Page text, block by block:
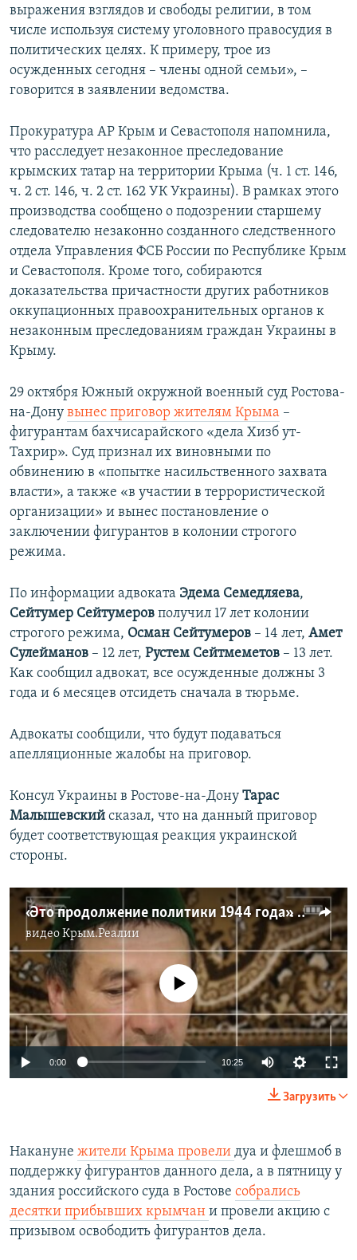
выражения взглядов и свободы религии, в том
числе используя систему уголовного правосудия в
политических целях. К примеру, трое из
осужденных сегодня – члены одной семьи», –
говорится в заявлении ведомства.
Прокуратура АР Крым и Севастополя напомнила,
что расследует незаконное преследование
крымских татар на территории Крыма (ч. 1 ст. 146,
ч. 2 ст. 146, ч. 2 ст. 162 УК Украины). В рамках этого
производства сообщено о подозрении старшему
следователю незаконно созданного следственного
отдела Управления ФСБ России по Республике Крым
и Севастополя. Кроме того, собираются
доказательства причастности других работников
оккупационных правоохранительных органов к
незаконным преследованиям граждан Украины в
Крыму.
29 октября Южный окружной военный суд Ростова-
на-Дону вынес приговор жителям Крыма –
фигурантам бахчисарайского «дела Хизб ут-
Тахрир». Суд признал их виновными по
обвинению в «попытке насильственного захвата
власти», а также «в участии в террористической
организации» и вынес постановление о
заключении фигурантов в колонии строгого
режима.
По информации адвоката Эдема Семедляева,
Сейтумер Сейтумеров получил 17 лет колонии
строгого режима, Осман Сейтумеров – 14 лет, Амет
Сулейманов – 12 лет, Рустем Сейтмеметов – 13 лет.
Как сообщил адвокат, все осужденные должны 3
года и 6 месяцев отсидеть сначала в тюрьме.
Адвокаты сообщили, что будут подаваться
апелляционные жалобы на приговор.
Консул Украины в Ростове-на-Дону Тарас
Малышевский сказал, что на данный приговор
будет соответствующая реакция украинской
стороны.
«Это продолжение политики 1944 года». Арест троих членов семьи в один день (видео)
видеоКрым.Реалии
720p 1080p
No media source currently available
0:00 10:25
240p
720p
1080p
Загрузить
Накануне жители Крыма провели дуа и флешмоб в
поддержку фигурантов данного дела, а в пятницу у
здания российского суда в Ростове собрались
десятки прибывших крымчан и провели акцию с
призывом освободить фигурантов дела.